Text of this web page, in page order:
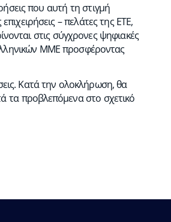
που αυτή τη στιγμή
– πελάτες της ΕΤΕ,
στις σύγχρονες ψηφιακές
ΜΜΕ προσφέροντας
Κατά την ολοκλήρωση, θα
τα προβλεπόμενα στο σχετικό